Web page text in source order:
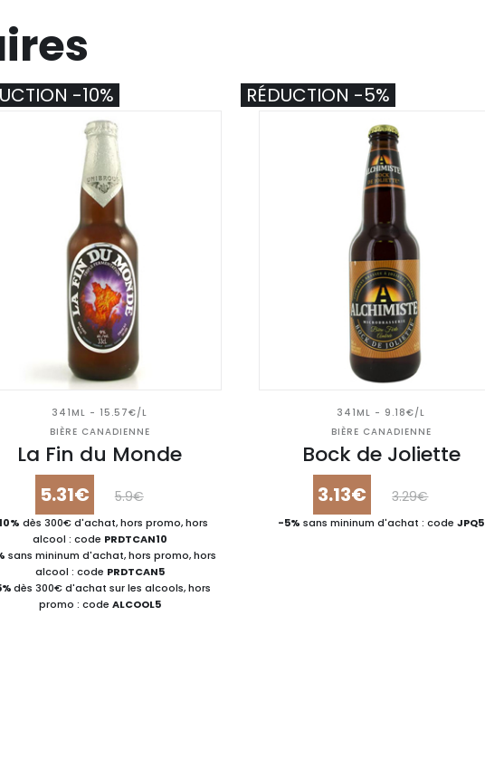
341ML - 15.57€/L
BIÈRE CANADIENNE
La Fin du Monde
5.31€ 5.9€
dès 300€ d'achat, hors promo, hors
alcool : code PRDTCAN10
sans mininum d'achat, hors promo, hors
alcool : code PRDTCAN5
dès 300€ d'achat sur les alcools, hors
promo : code ALCOOL5
-10%
341ML - 9.18€/L
BIÈRE CANADIENNE
Bock de Joliette
3.13€ 3.29€
-5% sans mininum d'achat : codeJPQ5
RÉDUCTION -5%